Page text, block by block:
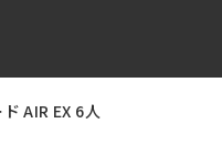
AIR EX 6人